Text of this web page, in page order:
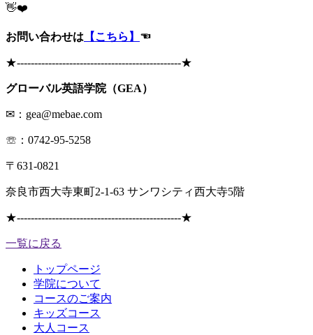
👋❤️
お問い合わせは 【こちら】 ☜
★-----------------------------------------------★
グローバル英語学院（GEA）
✉：gea@mebae.com
☏：0742-95-5258
〒631-0821
奈良市西大寺東町2-1-63 サンワシティ西大寺5階
★-----------------------------------------------★
一覧に戻る
トップページ
学院について
コースのご案内
キッズコース
大人コース